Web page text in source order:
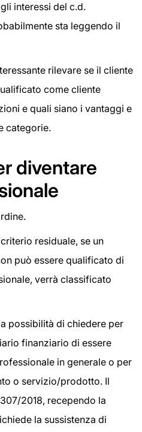
interessi del c.d.
sta leggendo il
rilevare se il cliente
come cliente
e quali siano i vantaggi e
categorie.
diventare
residuale, se un
può essere qualificato di
verrà classificato
possibilità di chiedere per
finanziario di essere
in generale o per
o servizio/prodotto. Il
2018, recependo la
la sussistenza di